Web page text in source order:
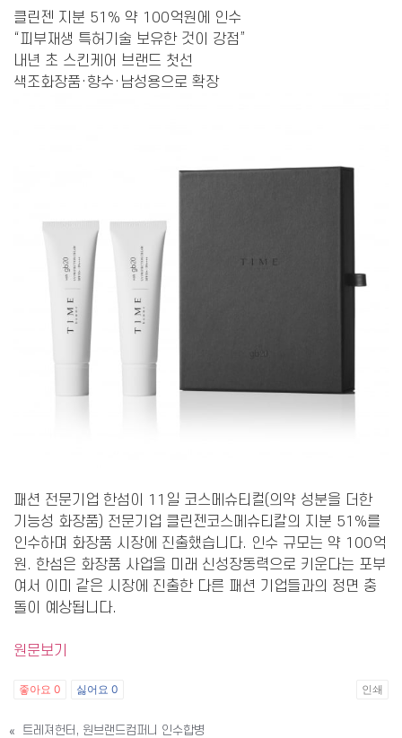
클린젠 지분 51% 약 100억원에 인수
“피부재생 특허기술 보유한 것이 강점”
내년 초 스킨케어 브랜드 첫선
색조화장품·향수·남성용으로 확장
패션 전문기업 한섬이 11일 코스메슈티컬(의약 성분을 더한
기능성 화장품) 전문기업 클린젠코스메슈티칼의 지분 51%를
인수하며 화장품 시장에 진출했습니다. 인수 규모는 약 100억
원. 한섬은 화장품 사업을 미래 신성장동력으로 키운다는 포부
여서 이미 같은 시장에 진출한 다른 패션 기업들과의 정면 충
돌이 예상됩니다.
원문보기
좋아요 0 싫어요 0 인쇄
« 트레져헌터, 원브랜드컴퍼니 인수합병